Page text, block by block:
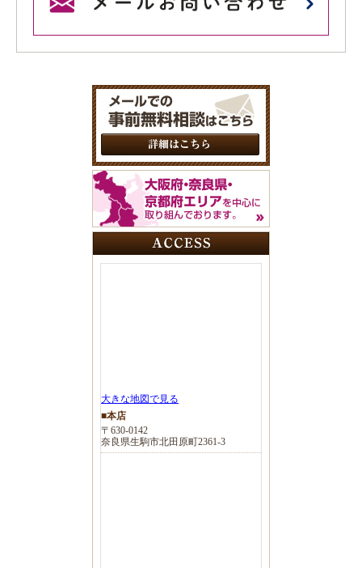
大きな地図で見る
■本店
〒630-0142
奈良県生駒市北田原町2361-3